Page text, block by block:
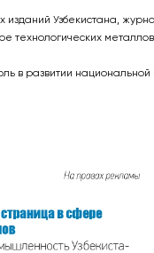
Узбекистана,
технологических
в развитии